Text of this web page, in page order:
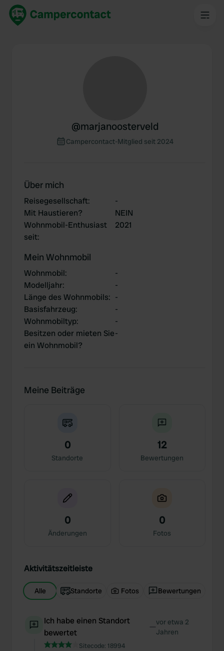
@marjanoosterveld
Campercontact-Mitglied seit 2024
Über mich
Reisegesellschaft:
-
Mit Haustieren?
NEIN
Wohnmobil-Enthusiast
seit:
2021
Mein Wohnmobil
Wohnmobil:
-
Modelljahr:
-
Länge des Wohnmobils: -
Basisfahrzeug:
-
Wohnmobiltyp:
-
Besitzen oder mieten Sie
ein Wohnmobil?
-
Meine Beiträge
0
Standorte
12
Bewertungen
0
Änderungen
0
Fotos
Aktivitätszeitleiste
Alle Standorte Fotos Bewertungen
Ich habe einen Standort
bewertet
—vor etwa 2
Jahren
Sitecode: 18994